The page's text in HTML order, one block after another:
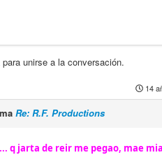
para unirse a la conversación.
14
Re: R.F. Productions
q jarta de reir me pegao, mae